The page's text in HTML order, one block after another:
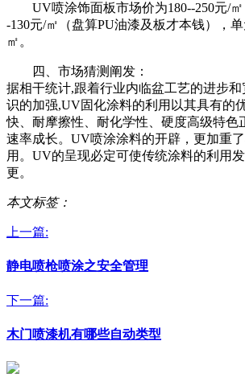
UV喷涂饰面板市场价为180--250元/
-130元/㎡（盘算PU油漆及板才本钱），
㎡。
四、市场猜测阐发：
据相干统计,跟着行业内临盆工艺的进步
识的加强,UV固化涂料的利用以其具有的
快、耐摩擦性、耐化学性、硬度高级特色
速率成长。UV喷涂涂料的开辟，更加重
用。UV的呈现必定可使传统涂料的利用
更。
本文标签：
上一篇:
静电喷枪喷涂之安全管理
下一篇:
木门喷漆机有哪些自动类型